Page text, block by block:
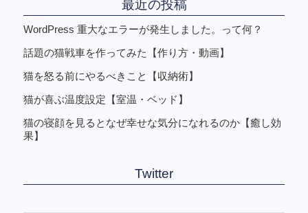
最近の投稿
WordPress 重大なエラーが発生しました。って何？
話題の猫戦車を作ってみた【作り方・動画】
猫を怒る前にやるべきこと【収納術】
猫が喜ぶ温度設定【室温・ベッド】
猫の寝顔を見るとなぜ幸せな気分になれるのか【癒し効
果】
Twitter